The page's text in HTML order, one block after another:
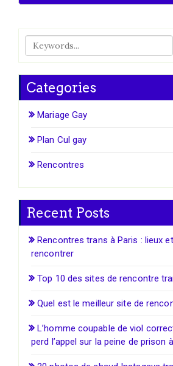
Categories
Mariage Gay
Plan Cul gay
Rencontres
Recent Posts
Rencontres trans à Paris : lieux
rencontrer
Top 10 des sites de rencontre
Quel est le meilleur site de
L’homme coupable de viol
perd l’appel sur la peine de prison